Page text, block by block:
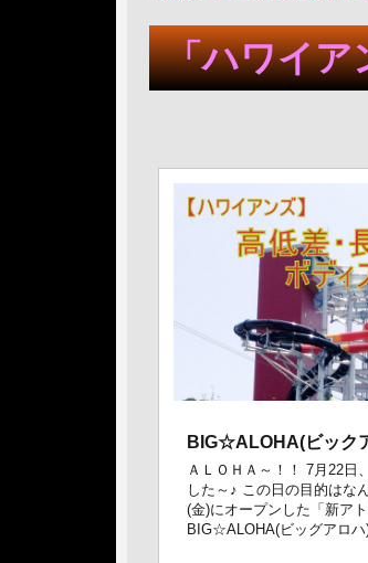
「ハワイア
BIG☆ALOHA(ビック
ＡＬＯＨＡ～！！ 7月22日
した～♪ この日の目的はな
(金)にオープンした「新アト
BIG☆ALOHA(ビッグアロ